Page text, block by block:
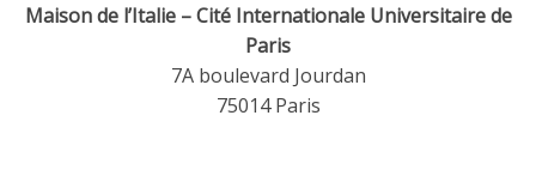
Maison de l’Italie – Cité Internationale Universitaire de
Paris
7A boulevard Jourdan
75014 Paris